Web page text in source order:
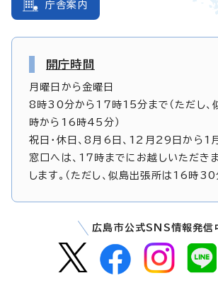
庁舎案内
開庁時間
月曜日から金曜日
8時30分から17時15分まで（ただし、
時から16時45分）
祝日・休日、8月6日、12月29日から1
窓口へは、17時までにお越しいただき
します。（ただし、似島出張所は16時30
広島市公式SNS情報発信